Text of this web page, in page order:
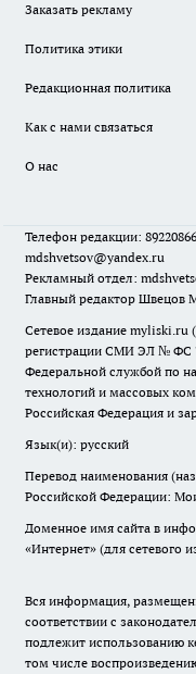
Заказать рекламу
Политика этики
Редакционная политика
Как с нами связаться
О нас
Телефон редакции:
mdshvetsov@yandex.ru
Рекламный отдел:
Главный редактор Швецов
Сетевое издание
регистрации СМИ ЭЛ № ФС
Федеральной службой по
технологий и массовых
Российская Федерация и
Язык(и): русский
Перевод наименования
Российской Федерации:
Доменное имя сайта в
«Интернет» (для сетевого
Вся информация,
соответствии с
подлежит использованию
том числе